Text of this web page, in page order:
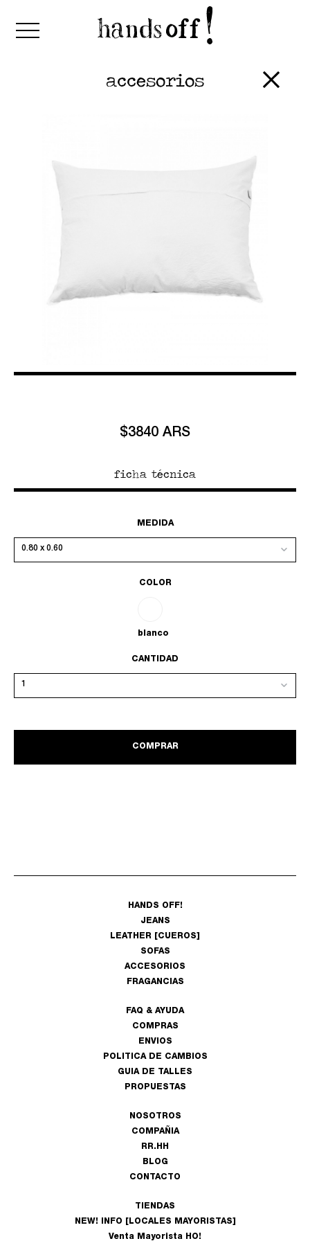
accesorios
$3840 ARS
ficha técnica
MEDIDA
COLOR
blanco
CANTIDAD
COMPRAR
HANDS OFF!
JEANS
LEATHER [CUEROS]
SOFAS
ACCESORIOS
FRAGANCIAS
FAQ & AYUDA
COMPRAS
ENVIOS
POLITICA DE CAMBIOS
GUIA DE TALLES
PROPUESTAS
NOSOTROS
COMPAÑIA
RR.HH
BLOG
CONTACTO
TIENDAS
NEW! INFO [LOCALES MAYORISTAS]
Venta Mayorista HO!